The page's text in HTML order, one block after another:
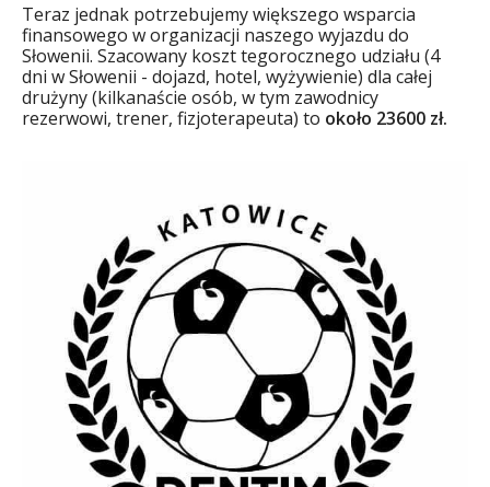
Teraz jednak potrzebujemy większego wsparcia
finansowego w organizacji naszego wyjazdu do
Słowenii. Szacowany koszt tegorocznego udziału (4
dni w Słowenii - dojazd, hotel, wyżywienie) dla całej
drużyny (kilkanaście osób, w tym zawodnicy
rezerwowi, trener, fizjoterapeuta) to około 23600 zł.